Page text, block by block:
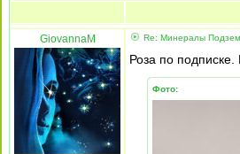
GiovannaM Re: Минералы
Роза по
Фото: